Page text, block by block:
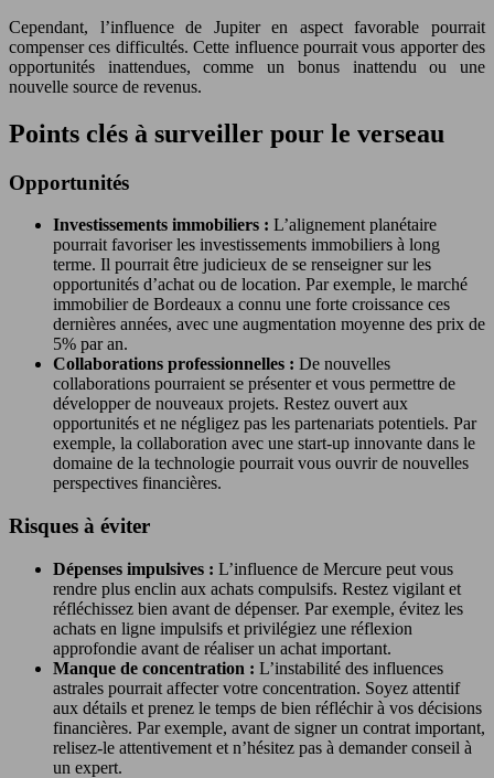
Cependant, l’influence de Jupiter en aspect favorable pourrait
compenser ces difficultés. Cette influence pourrait vous apporter des
opportunités inattendues, comme un bonus inattendu ou une
nouvelle source de revenus.
Points clés à surveiller pour le verseau
Opportunités
Investissements immobiliers : L’alignement planétaire
pourrait favoriser les investissements immobiliers à long
terme. Il pourrait être judicieux de se renseigner sur les
opportunités d’achat ou de location. Par exemple, le marché
immobilier de Bordeaux a connu une forte croissance ces
dernières années, avec une augmentation moyenne des prix de
5% par an.
Collaborations professionnelles : De nouvelles
collaborations pourraient se présenter et vous permettre de
développer de nouveaux projets. Restez ouvert aux
opportunités et ne négligez pas les partenariats potentiels. Par
exemple, la collaboration avec une start-up innovante dans le
domaine de la technologie pourrait vous ouvrir de nouvelles
perspectives financières.
Risques à éviter
Dépenses impulsives : L’influence de Mercure peut vous
rendre plus enclin aux achats compulsifs. Restez vigilant et
réfléchissez bien avant de dépenser. Par exemple, évitez les
achats en ligne impulsifs et privilégiez une réflexion
approfondie avant de réaliser un achat important.
Manque de concentration : L’instabilité des influences
astrales pourrait affecter votre concentration. Soyez attentif
aux détails et prenez le temps de bien réfléchir à vos décisions
financières. Par exemple, avant de signer un contrat important,
relisez-le attentivement et n’hésitez pas à demander conseil à
un expert.